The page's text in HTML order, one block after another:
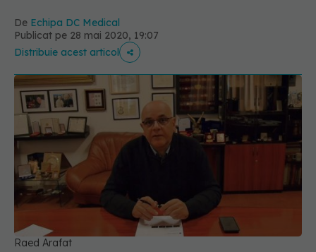
De Echipa DC Medical
Publicat pe 28 mai 2020, 19:07
Distribuie acest articol
Raed Arafat